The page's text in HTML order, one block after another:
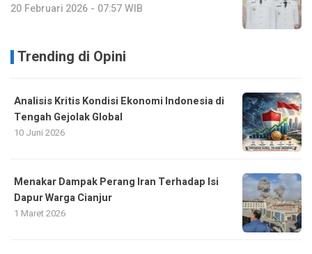
20 Februari 2026 - 07:57 WIB
Trending di Opini
Analisis Kritis Kondisi Ekonomi Indonesia di
Tengah Gejolak Global
10 Juni 2026
Menakar Dampak Perang Iran Terhadap Isi
Dapur Warga Cianjur
1 Maret 2026